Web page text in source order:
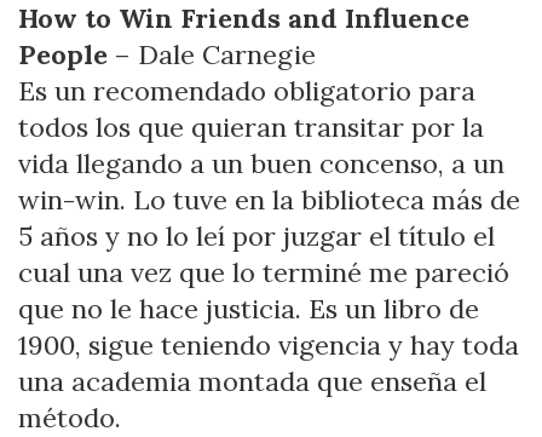
How to Win Friends and Influence
People – Dale Carnegie
Es un recomendado obligatorio para
todos los que quieran transitar por la
vida llegando a un buen concenso, a un
win-win. Lo tuve en la biblioteca más de
5 años y no lo leí por juzgar el título el
cual una vez que lo terminé me pareció
que no le hace justicia. Es un libro de
1900, sigue teniendo vigencia y hay toda
una academia montada que enseña el
método.